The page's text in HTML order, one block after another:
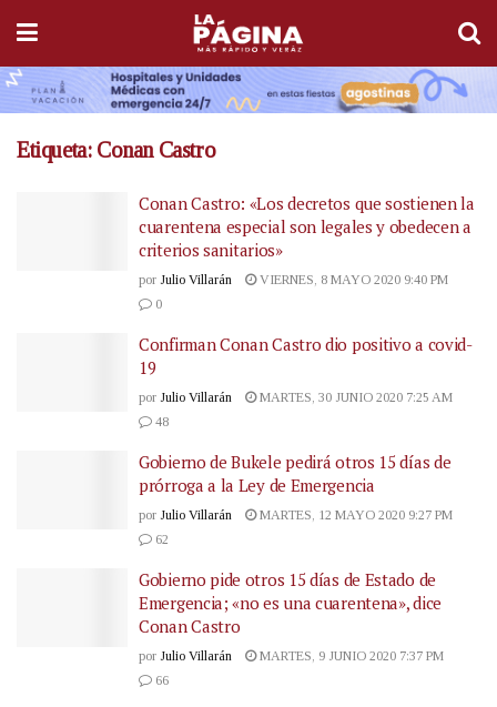
Etiqueta: Conan Castro
Conan Castro: «Los decretos que sostienen la
cuarentena especial son legales y obedecen a
criterios sanitarios»
por Julio Villarán
VIERNES, 8 MAYO 2020 9:40 PM
0
Confirman Conan Castro dio positivo a covid-
19
por Julio Villarán
MARTES, 30 JUNIO 2020 7:25 AM
48
Gobierno de Bukele pedirá otros 15 días de
prórroga a la Ley de Emergencia
por Julio Villarán
MARTES, 12 MAYO 2020 9:27 PM
62
Gobierno pide otros 15 días de Estado de
Emergencia; «no es una cuarentena», dice
Conan Castro
por Julio Villarán
MARTES, 9 JUNIO 2020 7:37 PM
66